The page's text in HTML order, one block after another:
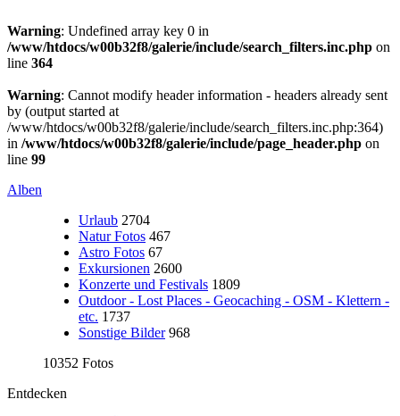
Warning: Undefined array key 0 in
/www/htdocs/w00b32f8/galerie/include/search_filters.inc.php on
line 364
Warning: Cannot modify header information - headers already sent
by (output started at
/www/htdocs/w00b32f8/galerie/include/search_filters.inc.php:364)
in /www/htdocs/w00b32f8/galerie/include/page_header.php on
line 99
Alben
Urlaub 2704
Natur Fotos 467
Astro Fotos 67
Exkursionen 2600
Konzerte und Festivals 1809
Outdoor - Lost Places - Geocaching - OSM - Klettern -
etc. 1737
Sonstige Bilder 968
10352 Fotos
Entdecken